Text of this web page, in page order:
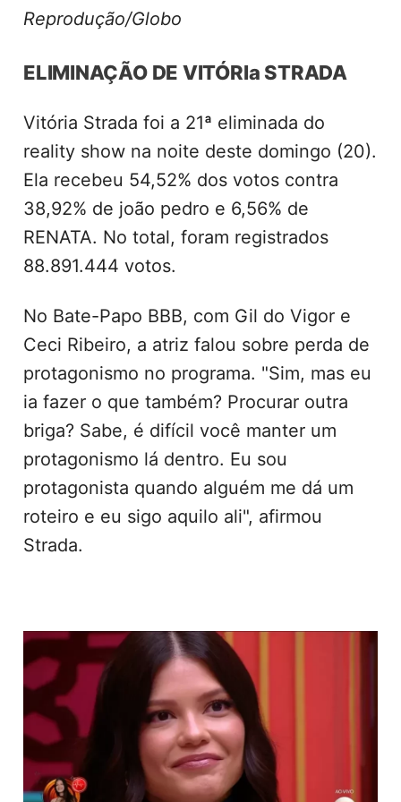
Renata é finalista do BBB 25 Foto:
Reprodução/Globo
ELIMINAÇÃO DE VITÓRIa STRADA
Vitória Strada foi a 21ª eliminada do
Ela recebeu 54,52% dos votos contra
38,92% de joão pedro e 6,56% de
RENATA. No total, foram registrados
88.891.444 votos.
No Bate-Papo BBB, com Gil do Vigor e
Ceci Ribeiro, a atriz falou sobre perda de
protagonismo no programa. "Sim, mas eu
ia fazer o que também? Procurar outra
protagonista quando alguém me dá um
roteiro e eu sigo aquilo ali", afirmou
Strada.